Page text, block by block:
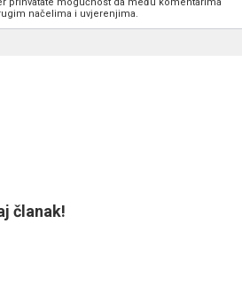
načelima i uvjerenjima.
članak!